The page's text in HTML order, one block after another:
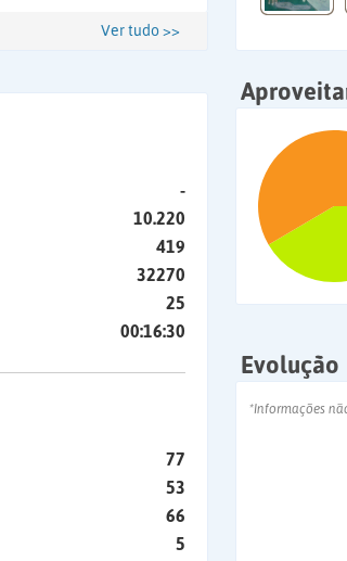
Ver tudo >>
-
10.220
419
32270
25
00:16:30
77
53
66
5
Evolução
*Informações